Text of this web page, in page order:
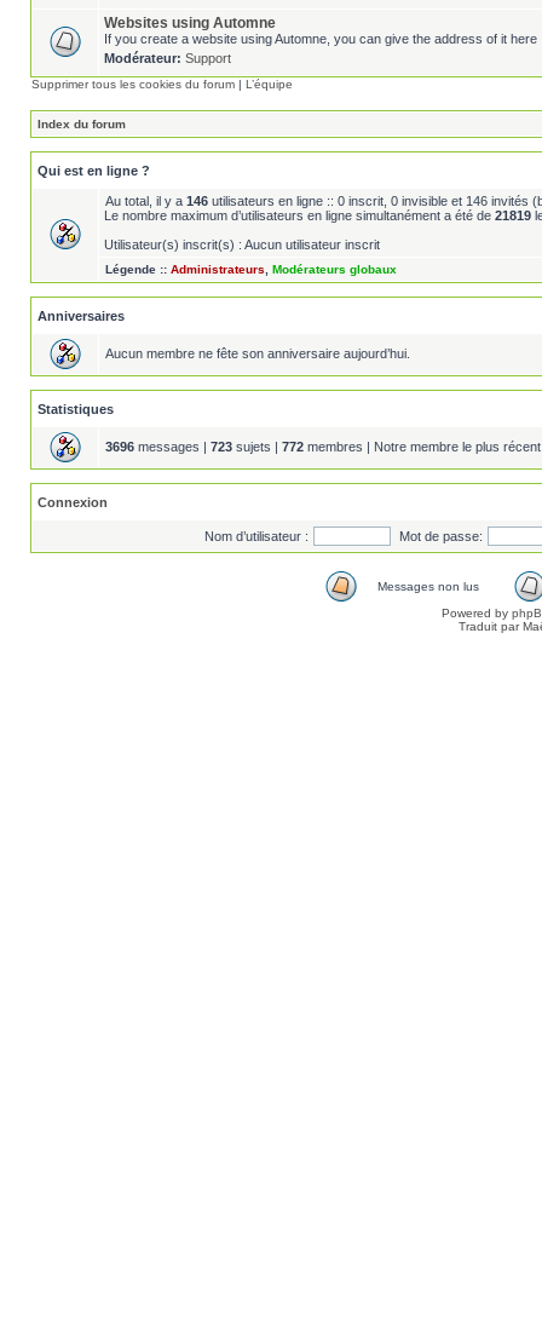
Websites using Automne
If you create a website using Automne, you can give the address of it here
Modérateur: Support
Supprimer tous les cookies du forum | L’équipe
Index du forum
Qui est en ligne ?
Au total, il y a 146 utilisateurs en ligne :: 0 inscrit, 0 invisible et 146 invités
Le nombre maximum d’utilisateurs en ligne simultanément a été de 21819
Utilisateur(s) inscrit(s) : Aucun utilisateur inscrit
Légende :: Administrateurs Modérateurs globaux
Anniversaires
Aucun membre ne fête son anniversaire aujourd’hui.
Statistiques
3696 messages | 723 sujets | 772 membres | Notre membre le plus
Connexion
Nom d’utilisateur : Mot de passe:
Messages non lus
Powered by
Traduit par